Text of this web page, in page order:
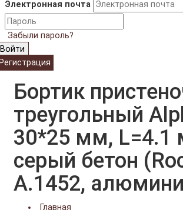
Электронная почта
Забыли пароль?
Войти
Бортик
треугольный
30*25 мм, L=4.1
серый бетон
A.1452,
Главная